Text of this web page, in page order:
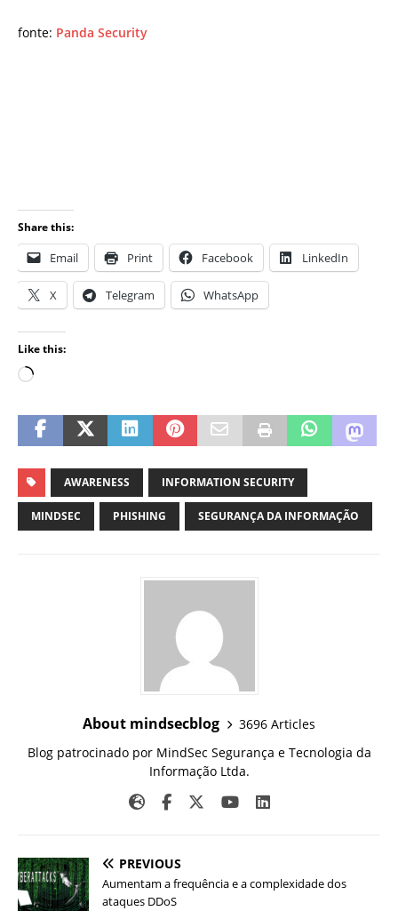
fonte: Panda Security
Share this:
Email Print Facebook LinkedIn
X Telegram WhatsApp
Like this:
AWARENESS INFORMATION SECURITY
MINDSEC PHISHING SEGURANÇA DA INFORMAÇÃO
About mindsecblog
3696 Articles
Blog patrocinado por MindSec Segurança e Tecnologia da
Informação Ltda.
PREVIOUS
Aumentam a frequência e a complexidade dos
ataques DDoS